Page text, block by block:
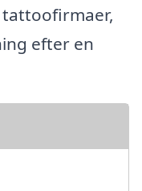
efter en